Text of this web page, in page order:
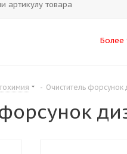
Более
- Очиститель форсунок